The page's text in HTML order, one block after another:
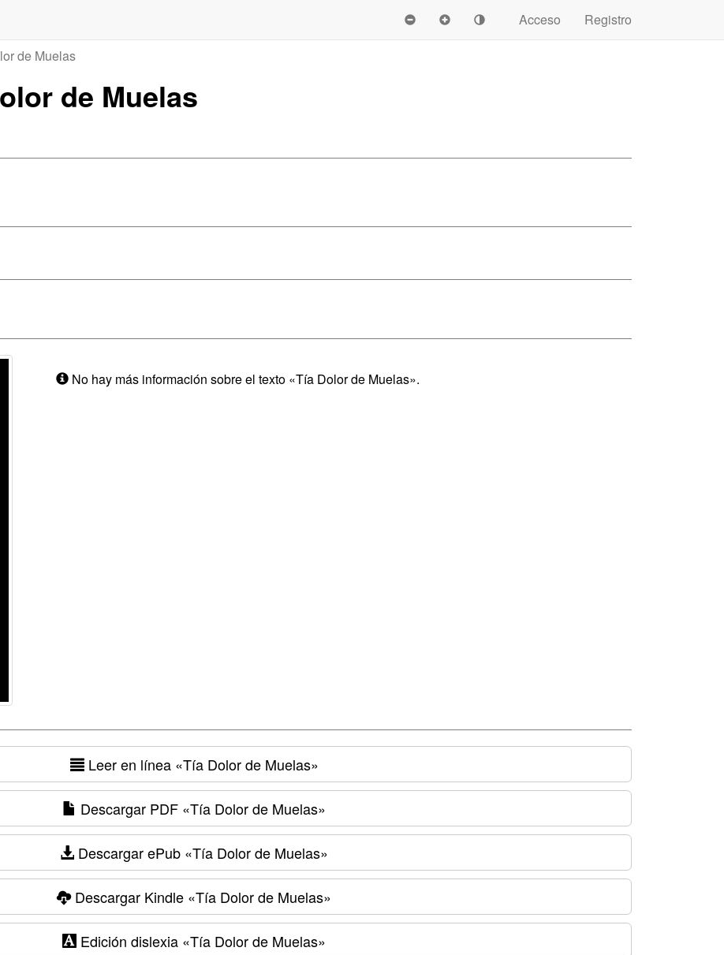
Acceso
Registro
de Muelas
de Muelas
No hay más información sobre el texto «Tía Dolor de Muelas».
Leer en línea«Tía Dolor de Muelas»
Descargar PDF «Tía Dolor de Muelas»
Descargar ePub «Tía Dolor de Muelas»
Descargar Kindle «Tía Dolor de Muelas»
Edición dislexia «Tía Dolor de Muelas»